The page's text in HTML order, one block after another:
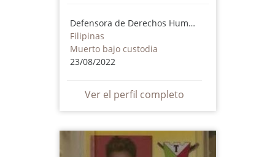
Defensora de Derechos Humanos
Filipinas
Muerto bajo custodia
23/08/2022
Ver el perfil completo